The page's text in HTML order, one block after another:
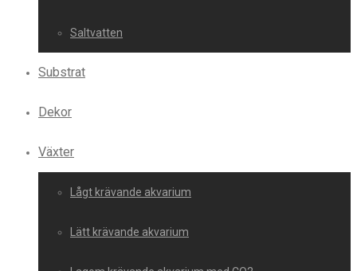
Saltvatten
Substrat
Dekor
Växter
Lågt krävande akvarium
Lätt krävande akvarium